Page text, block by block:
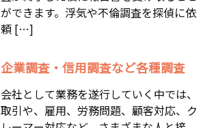
ができます。浮気や不倫調査を探偵に依
頼 […]
企業調査・信用調査など各種調査
会社として業務を遂行していく中では、
取引や、雇用、労務問題、顧客対応、ク